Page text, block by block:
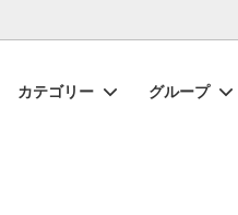
カテゴリー グループ